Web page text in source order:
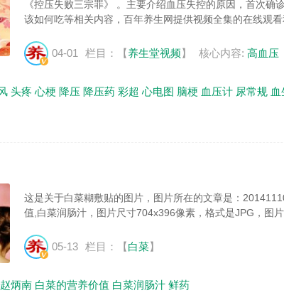
《控压失败三宗罪》 。主要介绍血压失控的原因，首次确
该如何吃等相关内容，百年养生网提供视频全集的在线观看
04-01 栏目：【养生堂视频】 核心内容: 高血压
头疼 心梗 降压 降压药 彩超 心电图 脑梗 血压计 尿常规
这是关于白菜糊敷贴的图片，图片所在的文章是：
值,白菜润肠汁，图片尺寸704x396像素，格式是JPG，图
05-13 栏目：【白菜】
赵炳南 白菜的营养价值 白菜润肠汁 鲜药